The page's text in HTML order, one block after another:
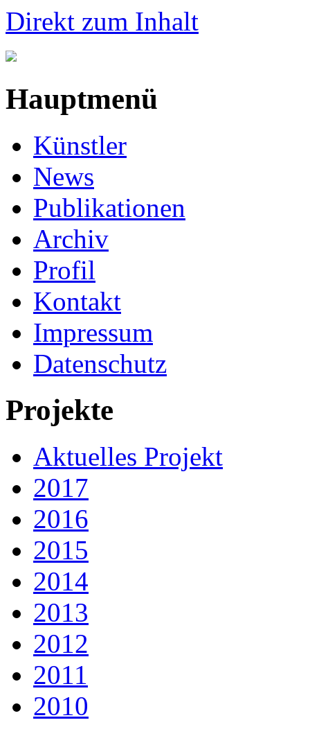
Direkt zum Inhalt
Hauptmenü
Künstler
News
Publikationen
Archiv
Profil
Kontakt
Impressum
Datenschutz
Projekte
Aktuelles Projekt
2017
2016
2015
2014
2013
2012
2011
2010